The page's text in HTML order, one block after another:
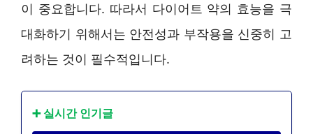
이 중요합니다. 따라서 다이어트 약의 효능을 극
대화하기 위해서는 안전성과 부작용을 신중히 고
려하는 것이 필수적입니다.
➕ 실시간 인기글